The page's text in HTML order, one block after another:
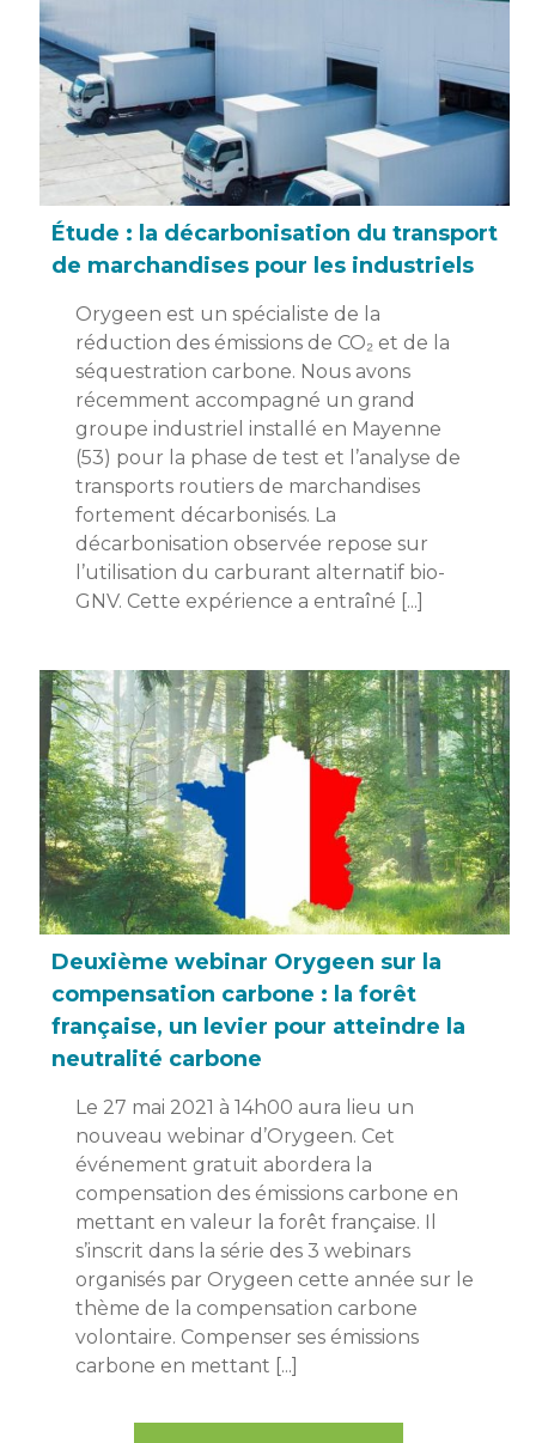
Étude : la décarbonisation du transport
de marchandises pour les industriels
Orygeen est un spécialiste de la
réduction des émissions de CO₂ et de la
séquestration carbone. Nous avons
récemment accompagné un grand
groupe industriel installé en Mayenne
(53) pour la phase de test et l’analyse de
transports routiers de marchandises
fortement décarbonisés. La
décarbonisation observée repose sur
l’utilisation du carburant alternatif bio-
GNV. Cette expérience a entraîné [...]
Deuxième webinar Orygeen sur la
compensation carbone : la forêt
française, un levier pour atteindre la
neutralité carbone
Le 27 mai 2021 à 14h00 aura lieu un
nouveau webinar d’Orygeen. Cet
événement gratuit abordera la
compensation des émissions carbone en
mettant en valeur la forêt française. Il
s’inscrit dans la série des 3 webinars
organisés par Orygeen cette année sur le
thème de la compensation carbone
volontaire. Compenser ses émissions
carbone en mettant [...]